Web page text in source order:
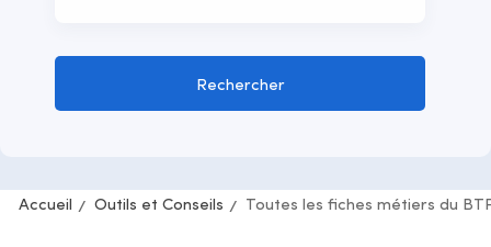
Rechercher
Accueil Outils et Conseils Toutes les fiches métiers du